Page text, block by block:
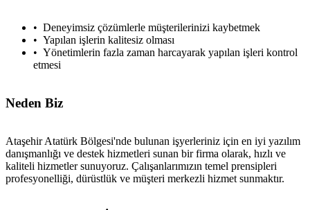
Deneyimsiz çözümlerle müşterilerinizi kaybetmek
Yapılan işlerin kalitesiz olması
Yönetimlerin fazla zaman harcayarak yapılan işleri kontrol
etmesi
Neden Biz
Ataşehir Atatürk Bölgesi'nde bulunan işyerleriniz için en iyi yazılım
danışmanlığı ve destek hizmetleri sunan bir firma olarak, hızlı ve
kaliteli hizmetler sunuyoruz. Çalışanlarımızın temel prensipleri
profesyonelliği, dürüstlük ve müşteri merkezli hizmet sunmaktır.